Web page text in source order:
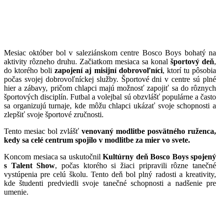
Mesiac október bol v saleziánskom centre Bosco Boys bohatý na
aktivity rôzneho druhu. Začiatkom mesiaca sa konal športový deň,
do ktorého bolizapojení aj misijní dobrovoľníci, ktorí tu pôsobia
počas svojej dobrovoľníckej služby. Športové dni v centre sú plné
hier a zábavy, pričom chlapci majú možnosť zapojiť sa do rôznych
športových disciplín. Futbal a volejbal sú obzvlášť populárne a často
sa organizujú turnaje, kde môžu chlapci ukázať svoje schopnosti a
zlepšiť svoje športové zručnosti.
Tento mesiac bol zvlášť venovaný modlitbe posvätného ruženca,
kedy sa celé centrum spojilo v modlitbe za mier vo svete.
Koncom mesiaca sa uskutočnil Kultúrny deň Bosco Boys spojený
s Talent Show, počas ktorého si žiaci pripravili rôzne tanečné
vystúpenia pre celú školu. Tento deň bol plný radosti a kreativity,
kde študenti predviedli svoje tanečné schopnosti a nadšenie pre
umenie.